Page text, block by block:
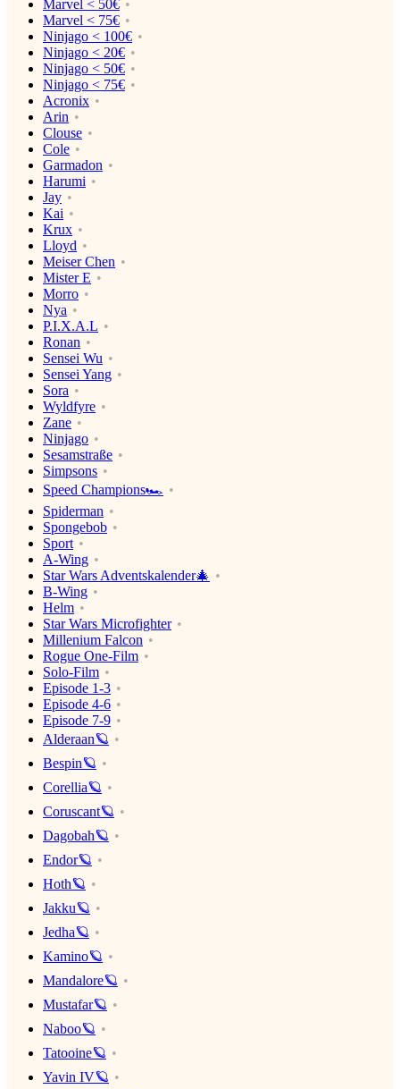
Marvel < 50€
Marvel < 75€
Ninjago < 100€
Ninjago < 20€
Ninjago < 50€
Ninjago < 75€
Acronix
Arin
Clouse
Cole
Garmadon
Harumi
Jay
Kai
Krux
Lloyd
Meiser Chen
Mister E
Morro
Nya
P.I.X.A.L
Ronan
Sensei Wu
Sensei Yang
Sora
Wyldfyre
Zane
Ninjago
Sesamstraße
Simpsons
Speed Champions🏎
Spiderman
Spongebob
Sport
A-Wing
Star Wars Adventskalender🎄
B-Wing
Helm
Star Wars Microfighter
Millenium Falcon
Rogue One-Film
Solo-Film
Episode 1-3
Episode 4-6
Episode 7-9
Alderaan🪐
Bespin🪐
Corellia🪐
Coruscant🪐
Dagobah🪐
Endor🪐
Hoth🪐
Jakku🪐
Jedha🪐
Kamino🪐
Mandalore🪐
Mustafar🪐
Naboo🪐
Tatooine🪐
Yavin IV🪐